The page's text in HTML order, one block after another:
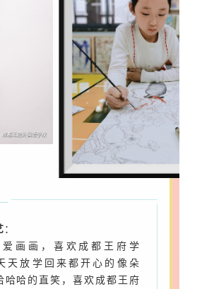
久的高级
的高级，需
中性、简
同时又要满
需求。
：
爱画画，喜欢成都王府学
天放学回来都开心的像朵
哈哈的直笑，喜欢成都王府